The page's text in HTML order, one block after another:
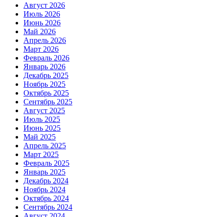
Август 2026
Июль 2026
Июнь 2026
Май 2026
Апрель 2026
Март 2026
Февраль 2026
Январь 2026
Декабрь 2025
Ноябрь 2025
Октябрь 2025
Сентябрь 2025
Август 2025
Июль 2025
Июнь 2025
Май 2025
Апрель 2025
Март 2025
Февраль 2025
Январь 2025
Декабрь 2024
Ноябрь 2024
Октябрь 2024
Сентябрь 2024